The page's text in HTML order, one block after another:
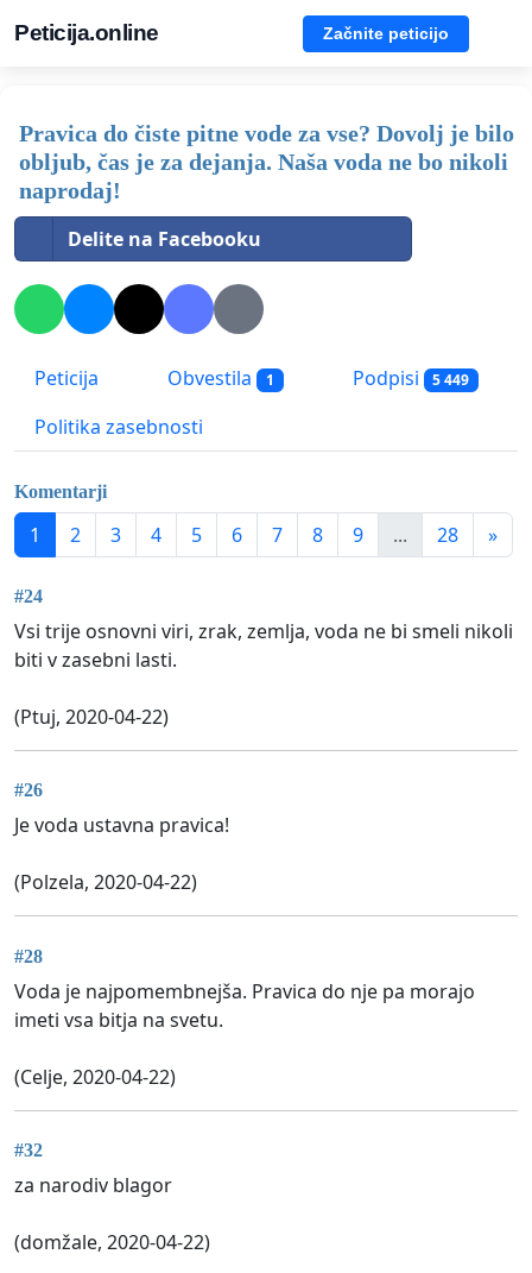
Peticija.online Začnite peticijo
Pravica do čiste pitne vode za vse? Dovolj je bilo
obljub, čas je za dejanja. Naša voda ne bo nikoli
naprodaj!
Delite na Facebooku
Peticija Obvestila 1 Podpisi 5 449
Politika zasebnosti
Komentarji
1 2 3 4 5 6 7 8 9 ... 28 »
#24
Vsi trije osnovni viri, zrak, zemlja, voda ne bi smeli nikoli
biti v zasebni lasti.
(Ptuj, 2020-04-22)
#26
Je voda ustavna pravica!
(Polzela, 2020-04-22)
#28
Voda je najpomembnejša. Pravica do nje pa morajo
imeti vsa bitja na svetu.
(Celje, 2020-04-22)
#32
za narodiv blagor
(domžale, 2020-04-22)